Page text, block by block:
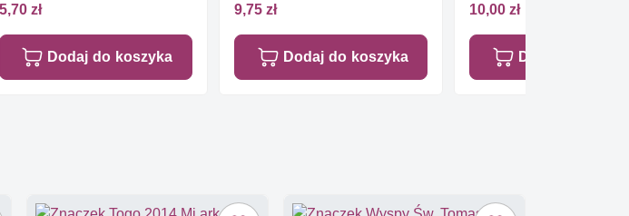
5,70 zł
Dodaj do koszyka
9,75 zł
Dodaj do koszyka
10,00 zł
Dodaj do